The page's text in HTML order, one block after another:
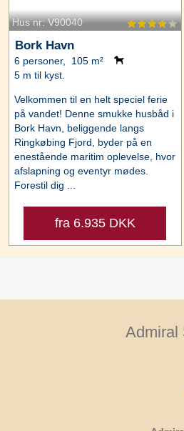
Hus nr: V90040
Bork Havn
6 personer, 105 m²
5 m til kyst.
Velkommen til en helt speciel ferie
på vandet! Denne smukke husbåd i
Bork Havn, beliggende langs
Ringkøbing Fjord, byder på en
enestående maritim oplevelse, hvor
afslapning og eventyr mødes.
Forestil dig ...
fra 6.935 DKK
Admiral